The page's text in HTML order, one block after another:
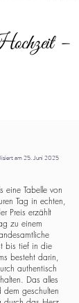
–
am 25. Juni 2025
eine Tabelle von
Tag in echten,
Preis erzählt
zu einem
bis tief in die
besteht darin,
authentisch
Das alles
dem geschulten